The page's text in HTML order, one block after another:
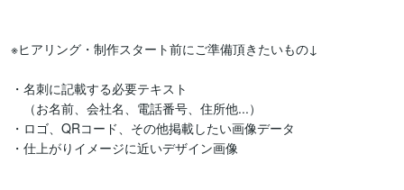
※ヒアリング・制作スタート前にご準備頂きたいもの↓
・名刺に記載する必要テキスト
（お名前、会社名、電話番号、住所他...）
・ロゴ、QRコード、その他掲載したい画像データ
・仕上がりイメージに近いデザイン画像